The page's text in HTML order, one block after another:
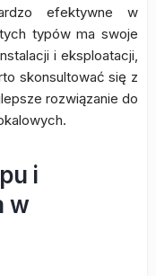
efektywne w
typów ma swoje
i eksploatacji,
skonsultować się z
rozwiązanie do
i
w